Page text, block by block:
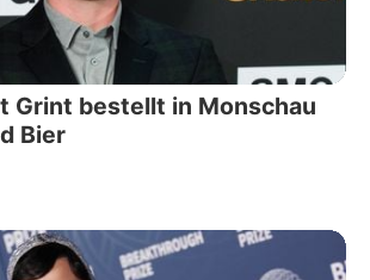
Grint bestellt in Monschau
Bier